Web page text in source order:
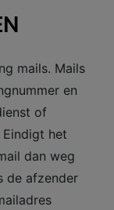
mails. Mails
en
of
het
dan weg
de afzender